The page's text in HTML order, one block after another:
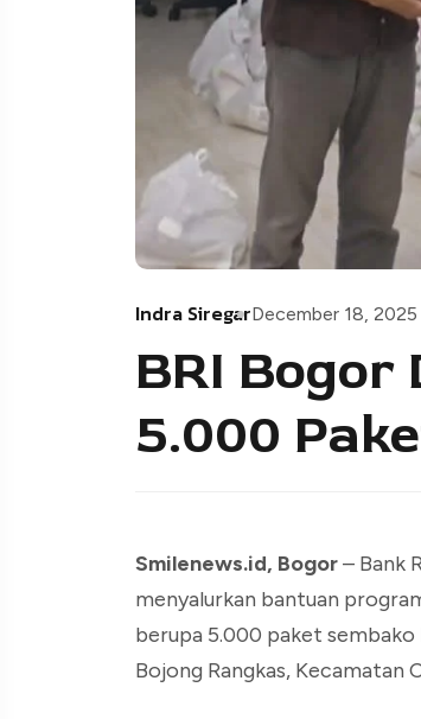
Indra SiregarDecember 18, 2025
BRI
5.000
Smilenews.id, Bogor– Bank
menyalurkan bantuan
berupa 5.000 paket sembako
Bojong Rangkas, Kecamatan